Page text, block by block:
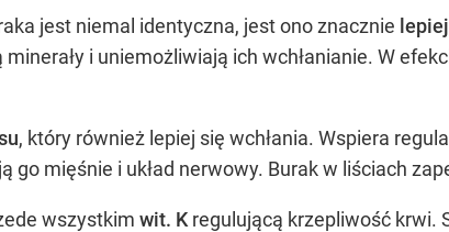
jest niemal identyczna, jest ono znacznie
i uniemożliwiają ich wchłanianie. W
, który również lepiej się wchłania. Wspiera
go mięśnie i układ nerwowy. Burak w liściach
wszystkim wit. K regulującą krzepliwość krwi.